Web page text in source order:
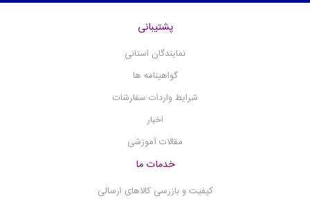
پشتیبانی
نمایندگان استانی
گواهینامه ها
شرایط واردات سفارشات
اخبار
مقالات آموزشی
خدمات ما
کیفیت و بازرسی کالاهای ارسالی